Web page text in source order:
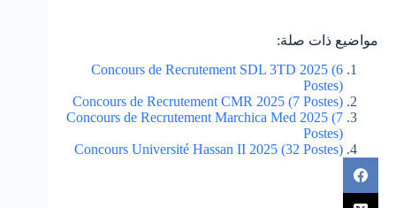
مواضيع ذات صلة:
Concours de Recrutement SDL 3TD 2025 (6
Postes)
Concours de Recrutement CMR 2025 (7 Postes)
Concours de Recrutement Marchica Med 2025 (7
Postes)
Concours Université Hassan II 2025 (32 Postes)